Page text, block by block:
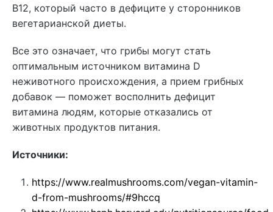
В12, который часто в дефиците у сторонников
вегетарианской диеты.
Все это означает, что грибы могут стать
оптимальным источником витамина D
неживотного происхождения, а прием грибных
добавок — поможет восполнить дефицит
витамина людям, которые отказались от
животных продуктов питания.
Источники:
https://www.realmushrooms.com/vegan-vitamin-
d-from-mushrooms/#9hccq